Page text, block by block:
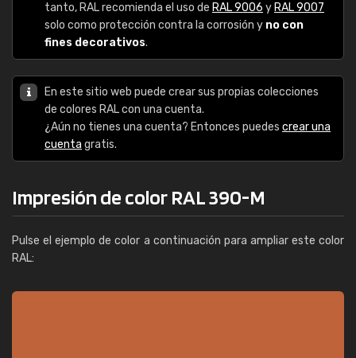
tanto, RAL recomienda el uso de RAL 9006 y RAL 9007
solo como protección contra la corrosión y no con
fines decorativos.
En este sitio web puede crear sus propias colecciones
de colores RAL con una cuenta.
¿Aún no tienes una cuenta? Entonces puedes crear una
cuenta gratis.
Impresión de color RAL 390-M
Pulse el ejemplo de color a continuación para ampliar este color
RAL: